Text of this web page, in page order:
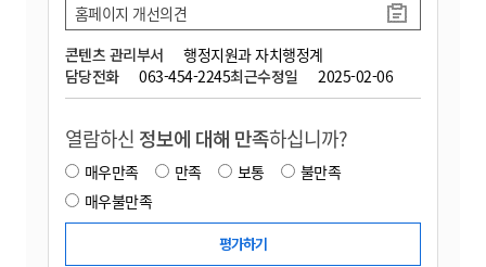
콘텐츠 관리부서
행정지원과 자치행정계
담당전화
063-454-2245최근수정일 2025-02-06
홈페이지 개선의견
열람하신 정보에 대해 만족하십니까?
매우만족 만족 보통
불만족
매우불만족